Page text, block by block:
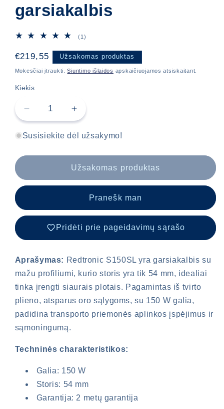
garsiakalbis
(1)
apžvalgų
Įprasta
kaina
€219,55 Užsakomas produktas
Mokesčiai įtraukti.Siuntimo išlaidos apskaičiuojamos atsiskaitant.
Kiekis
Sumažinti
S150SL
Plonaslinis
kiekį
Padidinti
S150SL
Plonaslinis
kiekį
Susisiekite dėl užsakymo!
Užsakomas produktas
Pranešk man
Pridėti prie pageidavimų sąrašo
Aprašymas: Redtronic S150SL yra garsiakalbis su
mažu profiliumi, kurio storis yra tik 54 mm, idealiai
tinka įrengti siaurais plotais. Pagamintas iš tvirto
plieno, atsparus oro sąlygoms, su 150 W galia,
padidina transporto priemonės aplinkos įspėjimus ir
sąmoningumą.
Techninės charakteristikos:
Galia: 150 W
Storis: 54 mm
Garantija: 2 metų garantija